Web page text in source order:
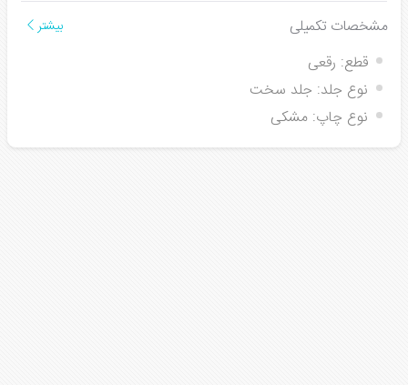
مشخصات تکمیلی بیشتر
قطع: رقعی
نوع جلد: جلد سخت
نوع چاپ: مشکی